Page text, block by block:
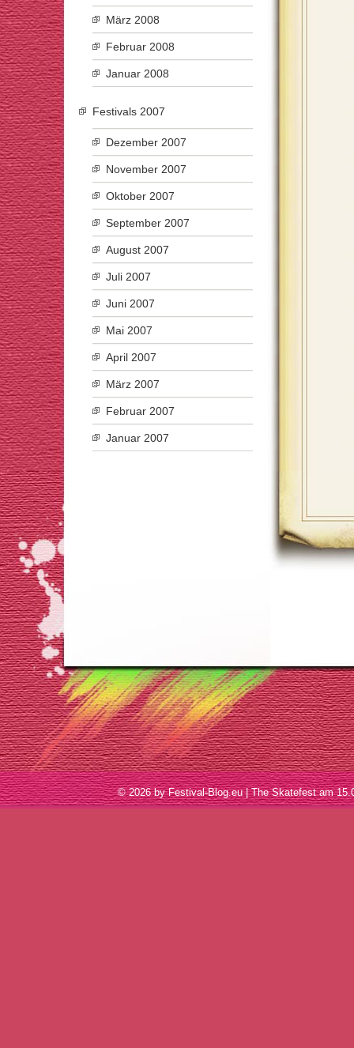
März 2008
Februar 2008
Januar 2008
Festivals 2007
Dezember 2007
November 2007
Oktober 2007
September 2007
August 2007
Juli 2007
Juni 2007
Mai 2007
April 2007
März 2007
Februar 2007
Januar 2007
© 2026 by Festival-Blog.eu | The Skatefest am